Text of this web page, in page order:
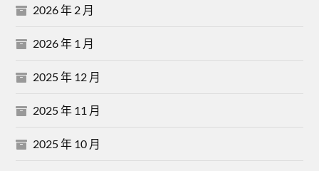
2026 年 2 月
2026 年 1 月
2025 年 12 月
2025 年 11 月
2025 年 10 月